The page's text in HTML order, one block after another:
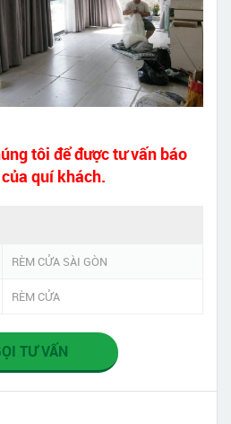
tôi để được tư vấn báo
quí khách.
RÈM CỬA SÀI GÒN
RÈM CỬA
TƯ VẤN